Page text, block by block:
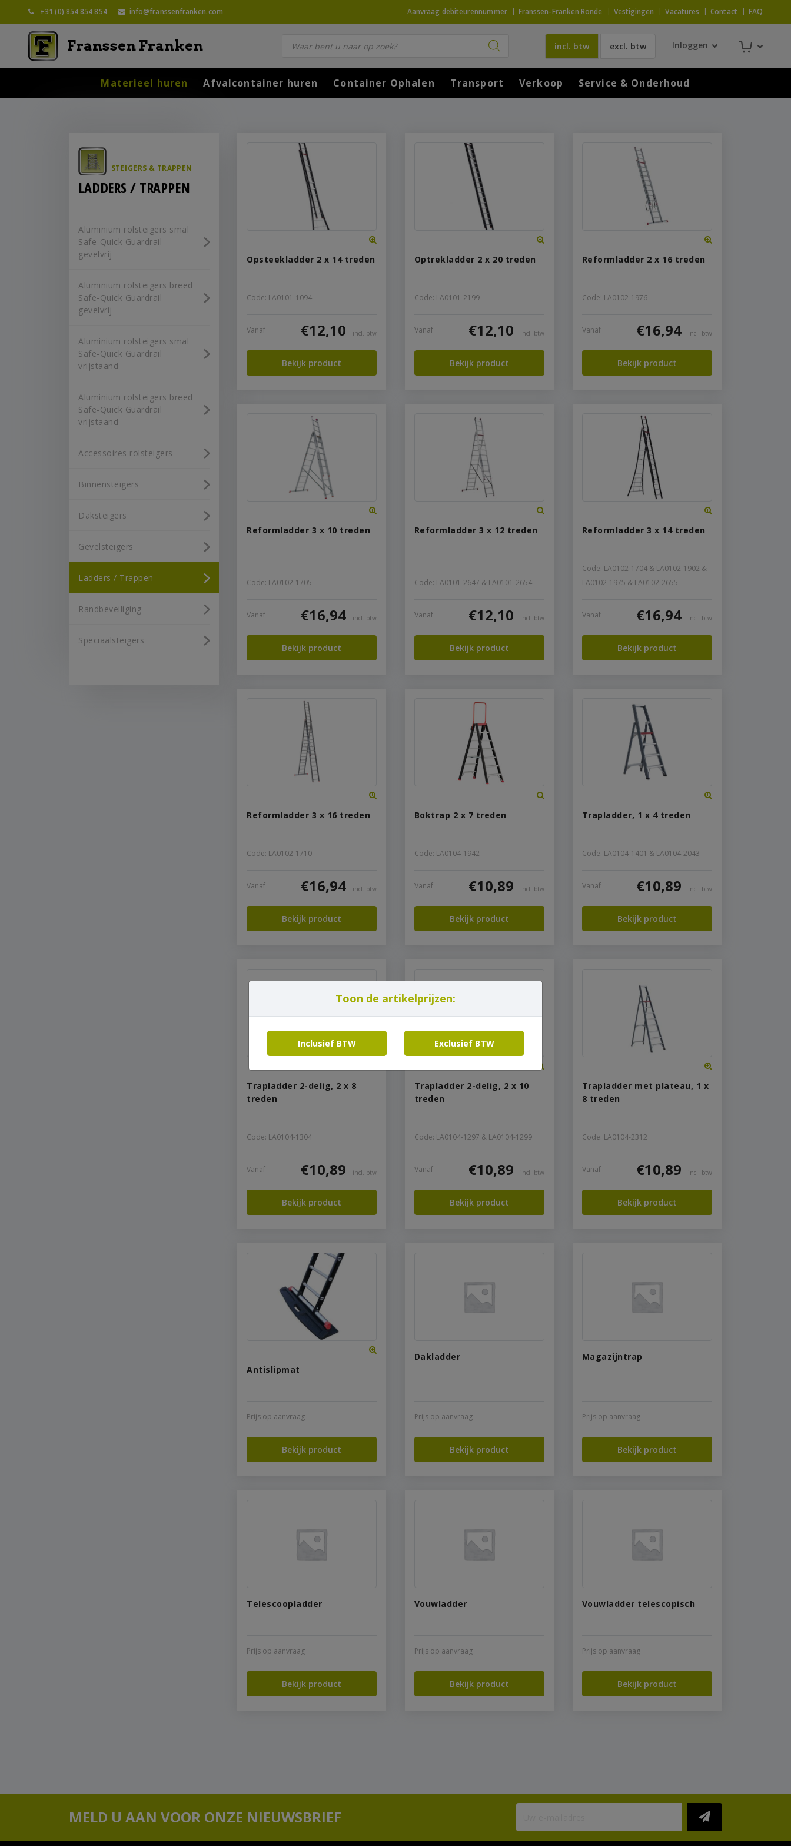
+31 (0) 854 854 854 info@franssenfranken.com Aanvraag debiteurennummer Franssen-Franken Ronde Vestigingen Vacatures Contact FAQ
Franssen Franken incl. btw excl. btw Inloggen
Materieel huren Afvalcontainer huren Container Ophalen Transport Verkoop Service & Onderhoud
STEIGERS & TRAPPEN
LADDERS / TRAPPEN
Aluminium rolsteigers smal
Safe-Quick Guardrail
gevelvrij
Aluminium rolsteigers breed
Safe-Quick Guardrail
gevelvrij
Aluminium rolsteigers smal
Safe-Quick Guardrail
vrijstaand
Aluminium rolsteigers breed
Safe-Quick Guardrail
vrijstaand
Accessoires rolsteigers
Binnensteigers
Daksteigers
Gevelsteigers
Ladders / Trappen
Randbeveiliging
Speciaalsteigers
Opsteekladder 2 x 14 treden
Code: LA0101-1094
Vanaf €12,10 incl. btw
Bekijk product
Optrekladder 2 x 20 treden
Code: LA0101-2199
Vanaf €12,10 incl. btw
Bekijk product
Reformladder 2 x 16 treden
Code: LA0102-1976
Vanaf €16,94 incl. btw
Bekijk product
Reformladder 3 x 10 treden
Code: LA0102-1705
Vanaf €16,94 incl. btw
Bekijk product
Reformladder 3 x 12 treden
Code: LA0101-2647 & LA0101-2654
Vanaf €12,10 incl. btw
Bekijk product
Reformladder 3 x 14 treden
Code: LA0102-1704 & LA0102-1902 &
LA0102-1975 & LA0102-2655
Vanaf €16,94 incl. btw
Bekijk product
Reformladder 3 x 16 treden
Code: LA0102-1710
Vanaf €16,94 incl. btw
Bekijk product
Boktrap 2 x 7 treden
Code: LA0104-1942
Vanaf €10,89 incl. btw
Bekijk product
Trapladder, 1 x 4 treden
Code: LA0104-1401 & LA0104-2043
Vanaf €10,89 incl. btw
Bekijk product
Trapladder 2-delig, 2 x 8
treden
Code: LA0104-1304
Vanaf €10,89 incl. btw
Bekijk product
Trapladder 2-delig, 2 x 10
treden
Code: LA0104-1297 & LA0104-1299
Vanaf €10,89 incl. btw
Bekijk product
Trapladder met plateau, 1 x
8 treden
Code: LA0104-2312
Vanaf €10,89 incl. btw
Bekijk product
Antislipmat
Prijs op aanvraag
Bekijk product
Dakladder
Prijs op aanvraag
Bekijk product
Magazijntrap
Prijs op aanvraag
Bekijk product
Telescoopladder
Prijs op aanvraag
Bekijk product
Vouwladder
Prijs op aanvraag
Bekijk product
Vouwladder telescopisch
Prijs op aanvraag
Bekijk product
MELD U AAN VOOR ONZE NIEUWSBRIEF
Toon de artikelprijzen:
Inclusief BTW Exclusief BTW